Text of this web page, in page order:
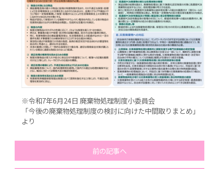
※令和7年6月24日 廃棄物処理制度小委員会
「今後の廃棄物処理制度の検討に向けた中間取りまとめ」
より
前の記事へ